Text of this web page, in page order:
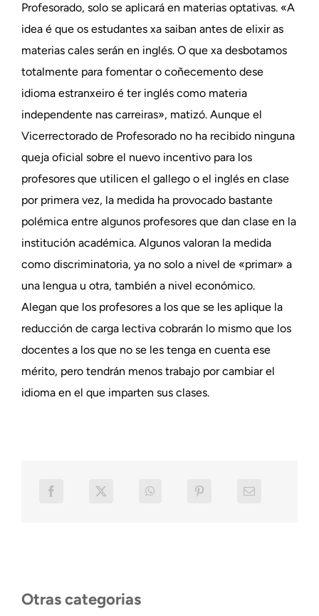
Profesorado, solo se aplicará en materias optativas. «A
idea é que os estudantes xa saiban antes de elixir as
materias cales serán en inglés. O que xa desbotamos
totalmente para fomentar o coñecemento dese
idioma estranxeiro é ter inglés como materia
independente nas carreiras», matizó. Aunque el
Vicerrectorado de Profesorado no ha recibido ninguna
queja oficial sobre el nuevo incentivo para los
profesores que utilicen el gallego o el inglés en clase
por primera vez, la medida ha provocado bastante
polémica entre algunos profesores que dan clase en la
institución académica. Algunos valoran la medida
como discriminatoria, ya no solo a nivel de «primar» a
una lengua u otra, también a nivel económico.
Alegan que los profesores a los que se les aplique la
reducción de carga lectiva cobrarán lo mismo que los
docentes a los que no se les tenga en cuenta ese
mérito, pero tendrán menos trabajo por cambiar el
idioma en el que imparten sus clases.
Otras categorias